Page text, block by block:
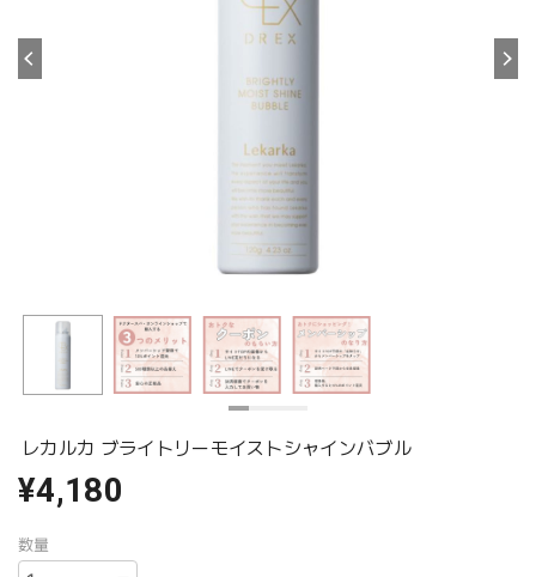
レカルカ ブライトリーモイストシャインバブル
¥4,180
数量